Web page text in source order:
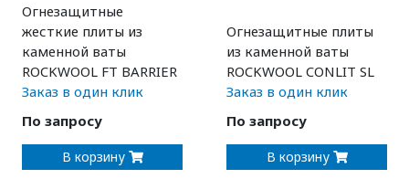
Огнезащитные
жесткие плиты из
каменной ваты
ROCKWOOL FT BARRIER
Заказ в один клик
По запросу
В корзину
Огнезащитные плиты
из каменной ваты
ROCKWOOL CONLIT SL
Заказ в один клик
По запросу
В корзину